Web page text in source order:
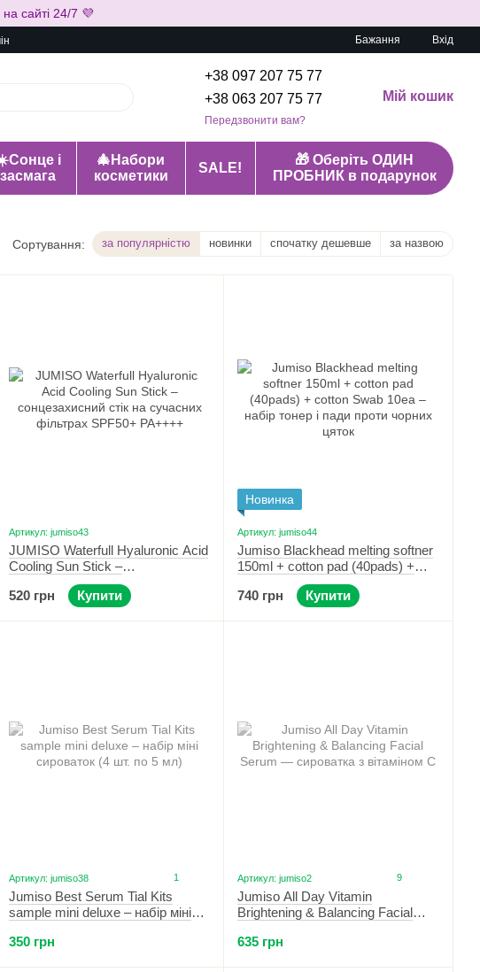
сайті 24/7 💜
Бажання Вхід
+38 097 207 75 77
+38 063 207 75 77
Передзвонити вам?
Мій кошик
і
засмага
🎄Набори
косметики
SALE!
🎁 Оберіть ОДИН
ПРОБНИК в подарунок
Сортування: за популярністю новинки спочатку дешевше за назвою
Артикул: jumiso43
JUMISO Waterfull Hyaluronic Acid
Cooling Sun Stick –
сонцезахисний стік на сучасних
фільтрах SPF50+ PA++++
520 грн Купити
Новинка
Артикул: jumiso44
Jumiso Blackhead melting softner
150ml + cotton pad (40pads) +
cotton Swab 10ea – набір тонер і
пади проти чорних цяток
740 грн Купити
Артикул: jumiso38 1
Jumiso Best Serum Tial Kits
sample mini deluxe – набір міні
350 грн
Артикул: jumiso2 9
Jumiso All Day Vitamin
Brightening & Balancing Facial
вітаміном С 30 мл
635 грн